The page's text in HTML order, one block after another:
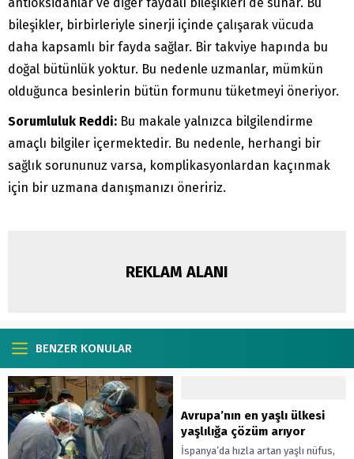
bileşikler, birbirleriyle sinerji içinde çalışarak vücuda
daha kapsamlı bir fayda sağlar. Bir takviye hapında bu
doğal bütünlük yoktur. Bu nedenle uzmanlar, mümkün
olduğunca besinlerin bütün formunu tüketmeyi öneriyor.
Sorumluluk Reddi: Bu makale yalnızca bilgilendirme
amaçlı bilgiler içermektedir. Bu nedenle, herhangi bir
sağlık sorununuz varsa, komplikasyonlardan kaçınmak
için bir uzmana danışmanızı öneririz.
REKLAM ALANI
BENZER KONULAR
Avrupa’nın en yaşlı ülkesi
yaşlılığa çözüm arıyor
İspanya’da hızla artan yaşlı nüfus,